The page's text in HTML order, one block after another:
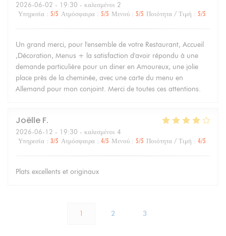
2026-06-02 - 19:30 - καλεσμένοι 2
Υπηρεσία : 5/5 Ατμόσφαιρα : 5/5 Μενού : 5/5 Ποιότητα / Τιμή : 5/5
Un grand merci, pour l'ensemble de votre Restaurant, Accueil
,Décoration, Menus + la satisfaction d'avoir répondu à une
demande particulière pour un diner en Amoureux, une jolie
place près de la cheminée, avec une carte du menu en
Allemand pour mon conjoint. Merci de toutes ces attentions.
Joëlle F
2026-06-12 - 19:30 - καλεσμένοι 4
Υπηρεσία : 3/5 Ατμόσφαιρα : 4/5 Μενού : 5/5 Ποιότητα / Τιμή : 4/5
Plats excellents et originaux
1 2 3